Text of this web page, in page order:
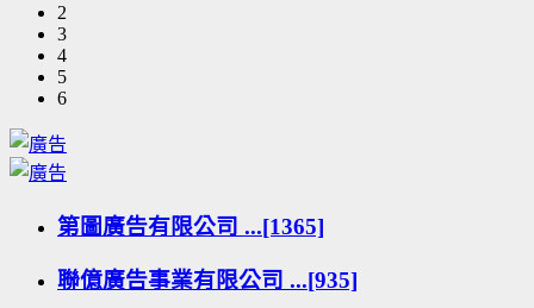
2
3
4
5
6
第圖廣告有限公司 ...[1365]
聯億廣告事業有限公司 ...[935]